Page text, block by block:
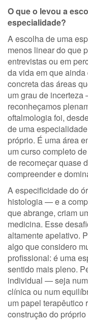
O que o levou a
especialidade?
A escolha de uma
menos linear do que
entrevistas ou em
da vida em que
concreta das áreas
um grau de
reconheçamos
oftalmologia foi,
de uma
próprio. É uma área
um curso completo
de recomeçar quase
compreender e
A especificidade do
histologia — e a
que abrange, criam
medicina. Esse
altamente apelativo.
algo que considero
profissional: é uma
sentido mais pleno.
individual — seja
clínica ou num
um papel terapêutico
construção do